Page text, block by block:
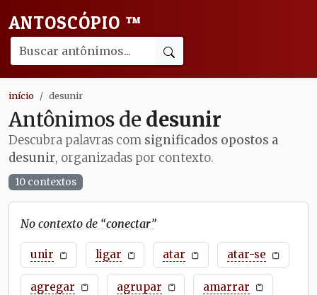
ANTOSCÓPIO ™
início desunir
Antônimos de desunir
Descubra palavras com significados opostos a
desunir, organizadas por contexto.
10 contextos
No contexto de “conectar”
unir ligar atar atar-se
agregar agrupar amarrar